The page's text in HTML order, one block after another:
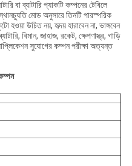
বা ব্যাটারি প্যাকটি কম্পনের টেবিলে
মোড অনুসারে তিনটি পারস্পরিক
হওয়া উচিত নয়, হৃদয় হারাবেন না, ভাঙ্গবেন
বিমান, জাহাজ, রকেট, ক্ষেপণাস্ত্র, গাড়ি
সুযোগের কম্পন পরীক্ষা অত্যন্ত